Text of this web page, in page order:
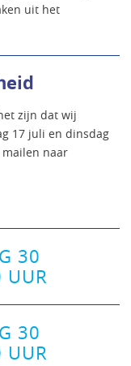
uit het
zijn dat wij
17 juli en dinsdag
naar
30
UUR
30
UUR